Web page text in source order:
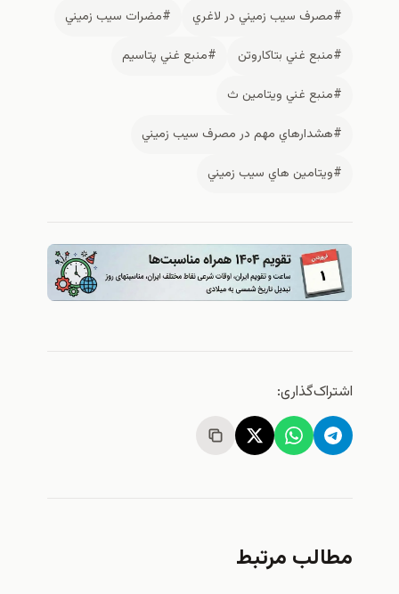
#مصرف سيب زميني در لاغري
#مضرات سيب زميني
#منبع غني بتاكاروتن
#منبع غني پتاسيم
#منبع غني ويتامين ث
#هشدارهاي مهم در مصرف سيب زميني
#ويتامين هاي سيب زميني
اشتراک‌گذاری:
مطالب مرتبط